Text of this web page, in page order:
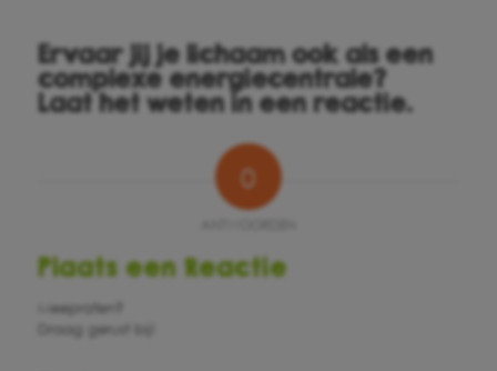
Ervaar jij je lichaam ook als een
complexe energiecentrale?
Laat het weten in een reactie.
0
Plaats een Reactie
Meepraten?
Draag gerust bij!